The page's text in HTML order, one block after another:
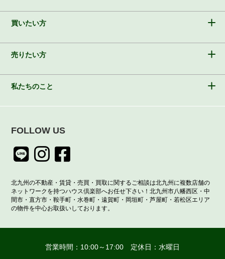
買いたい方
売りたい方
私たちのこと
FOLLOW US
北九州の不動産・賃貸・売買・買取に関するご相談は北九州に複数店舗の
ネットワークを持つハウス倶楽部へお任せ下さい！北九州市八幡西区・中
間市・直方市・鞍手町・水巻町・遠賀町・岡垣町・芦屋町・若松区エリア
の物件を中心お取扱いしております。
営業時間：10:00～17:00 定休日：水曜日